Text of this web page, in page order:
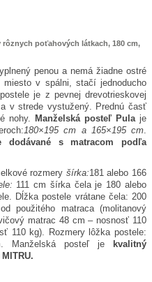
rôznych poťahových látkach, 180 cm,
penou a nemá žiadne ostré
v spálni, stačí jednoducho
je z pevnej drevotrieskovej
v strede vystužený. Prednú časť
nohy. Manželská posteľ Pulaje
180×195 cm a 165×195 cm.
dodávané s matracom podľa
rozmery šírka:181 alebo 166
111 cm šírka čela je 180 alebo
Dĺžka postele vrátane čela: 200
použitého matraca (molitanový
matrac 48 cm – nosnosť 110
110 kg). Rozmery lôžka postele:
Manželská posteľ je
kvalitný